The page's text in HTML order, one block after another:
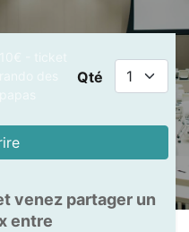
Qté
venez partager un
entre